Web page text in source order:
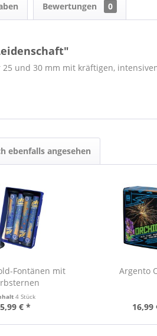
Bewertungen 0
und 30 mm mit kräftigen,
ebenfalls angesehen
Fontänen mit
4 Stück
5,99 € *
Argento
16,99